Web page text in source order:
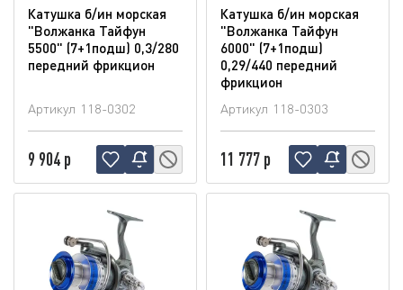
Катушка б/ин морская
"Волжанка Тайфун
5500" (7+1подш) 0,3/280
передний фрикцион
Артикул 118-0302
9 904 р
Катушка б/ин морская
"Волжанка Тайфун
6000" (7+1подш)
0,29/440 передний
фрикцион
Артикул 118-0303
11 777 р